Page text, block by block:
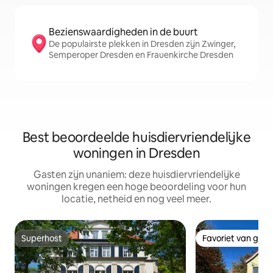
Bezienswaardigheden in de buurt
De populairste plekken in Dresden zijn Zwinger,
Semperoper Dresden en Frauenkirche Dresden
Best beoordeelde huisdiervriendelijke
woningen in Dresden
Gasten zijn unaniem: deze huisdiervriendelijke
woningen kregen een hoge beoordeling voor hun
locatie, netheid en nog veel meer.
Superhost
Superhost Favoriet van
Favoriet van